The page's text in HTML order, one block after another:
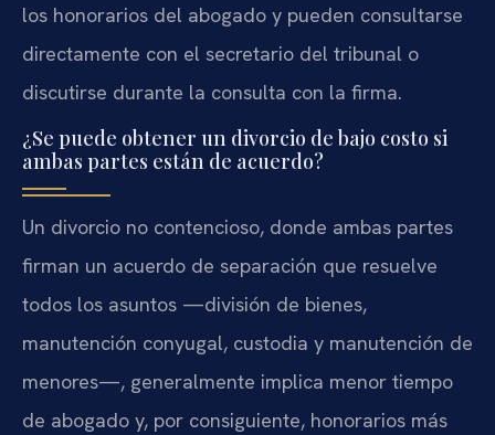
los honorarios del abogado y pueden consultarse
directamente con el secretario del tribunal o
discutirse durante la consulta con la firma.
¿Se puede obtener un divorcio de bajo costo si
ambas partes están de acuerdo?
Un divorcio no contencioso, donde ambas partes
firman un acuerdo de separación que resuelve
todos los asuntos —división de bienes,
manutención conyugal, custodia y manutención de
menores—, generalmente implica menor tiempo
de abogado y, por consiguiente, honorarios más